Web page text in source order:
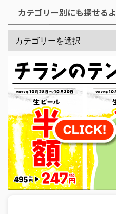
カテゴリー別にも探せるよ